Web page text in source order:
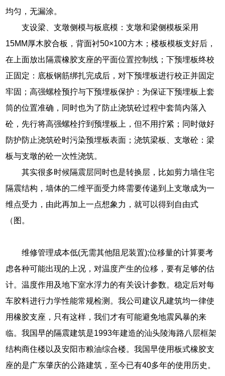
均匀，无漏涂。
支设梁、支墩侧模与板底模：支墩和梁侧模板采用
15MM厚木胶合板，背面衬50×100方木；楼板模板支好后，
在上面放出隔震橡胶支座的平面位置控制线；下预埋板终校
正固定：底板钢筋绑扎完成后，对下预埋板进行校正并固定
牢固；高强螺栓预拧与下预埋板保护：为保证下预埋板上套
筒的位置准确，同时也为了防止浇筑砼过程中套筒内落入
砼，先行将高强螺栓拧到预埋板上，但不用拧紧；同时做好
防护防止浇筑砼时污染预埋板表面；浇筑梁板、支墩砼：梁
板与支墩的砼一次性浇筑。
其实很多时候隔震层同时也是转换层，比如剪力墙住宅
隔震结构，墙体的二维平面受力终需要传递到上支墩成为一
维点受力，由此再加上一点想象力，就可以得到自由式
（图。
维修管理成本低(无需其他阻尼装置);位移量的计算要考
虑各种可能出现的上况，对温度产生的位移，要有足够的估
计。温度作用及地下室水浮力的有关设计参数。稳定后对每
车胶料进行力学性能常规检测。我公司建议凡建筑均一律使
用橡胶支座，只有这样，我们才有可能避免地震风暴的来
临。我国早的隔震建筑是1993年建造的汕头陵海路八层框架
结构商住楼以及安阳市粮油综合楼。我国早使用板式橡胶支
座的是广东肇庆的公路建筑，至今已有40多年的使用历史。